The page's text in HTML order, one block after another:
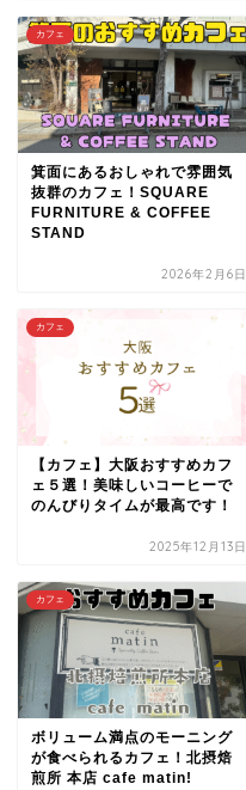
カフェ
箕面にあるおしゃれで雰囲気
抜群のカフェ！SQUARE
FURNITURE & COFFEE
STAND
2026年2月6日
カフェ
【カフェ】大阪おすすめカフ
ェ５選！美味しいコーヒーで
のんびりタイムが最高です！
2025年12月13日
カフェ
ボリューム満点のモーニング
が食べられるカフェ！北摂焙
煎所 本店 cafe matin!